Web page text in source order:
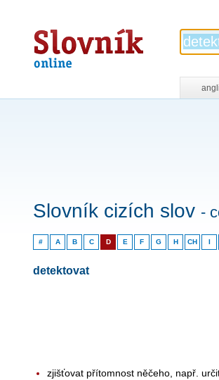
Slovník
online
Slovník cizích slov -
# A B C D E F G H CH I
detektovat
zjišťovat přítomnost něčeho, např.